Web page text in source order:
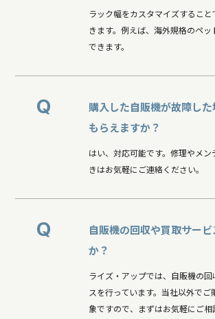
ラック幅をカスタマイズするこ
きます。例えば、海外規格のペ
できます。
Q
購入した自販機が故障し
もらえますか？
はい、対応可能です。修理やメン
きはお気軽にご連絡ください。
Q
自販機の回収や買取サー
か？
ライズ・アップでは、自販機の
スを行っています。当社以外で
象ですので、まずはお気軽にご相